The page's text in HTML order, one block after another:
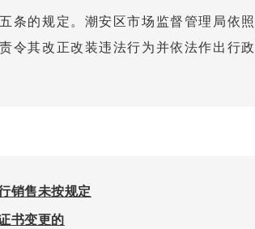
条的规定。潮安区市场监督管理局依照
令其改正改装违法行为并依法作出行政
销售未按规定
书变更的